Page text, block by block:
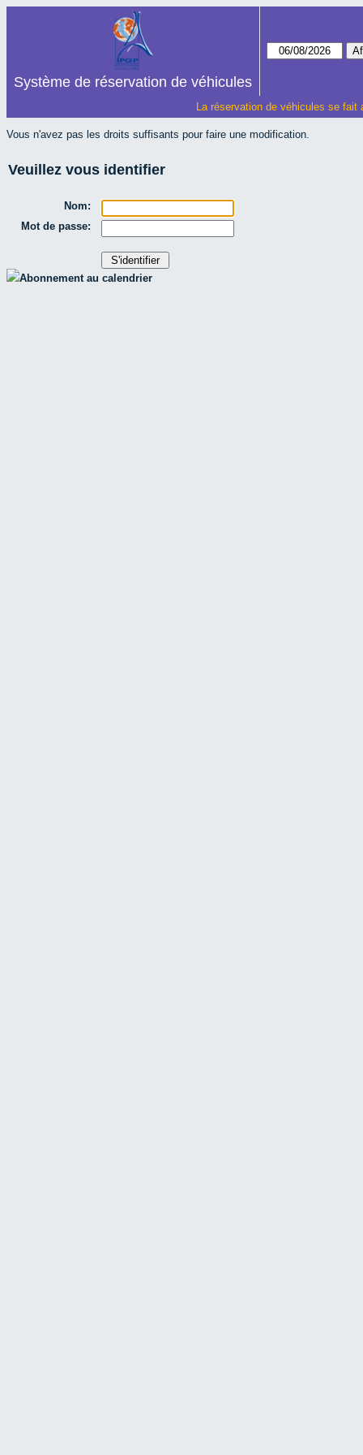
Système de réservation de véhicules
La réservation de véhicules se
Vous n'avez pas les droits suffisants pour faire une modification.
Veuillez vous identifier
Nom:
Mot de passe:
Abonnement au calendrier